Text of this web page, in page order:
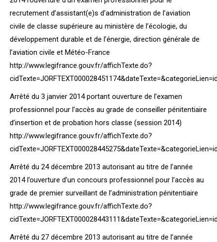
recrutement d’assistant(e)s d’administration de l’aviation
civile de classe supérieure au ministère de l’écologie, du
développement durable et de l’énergie, direction générale de
l’aviation civile et Météo-France
http://www.legifrance.gouv.fr/affichTexte.do?
Arrêté du 3 janvier 2014 portant ouverture de l’examen
professionnel pour l’accès au grade de conseiller pénitentiaire
d’insertion et de probation hors classe (session 2014)
http://www.legifrance.gouv.fr/affichTexte.do?
Arrêté du 24 décembre 2013 autorisant au titre de l’année
2014 l’ouverture d’un concours professionnel pour l’accès au
grade de premier surveillant de l’administration pénitentiaire
http://www.legifrance.gouv.fr/affichTexte.do?
Arrêté du 27 décembre 2013 autorisant au titre de l’année